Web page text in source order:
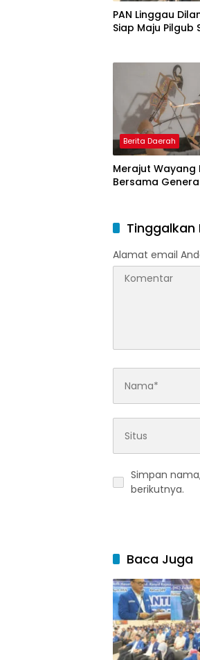
PAN Linggau
Siap Maju Pilgub
Berita Daerah
Merajut Wayang
Bersama
Tinggalkan
Alamat email
Simpan
berikutnya.
Baca Juga